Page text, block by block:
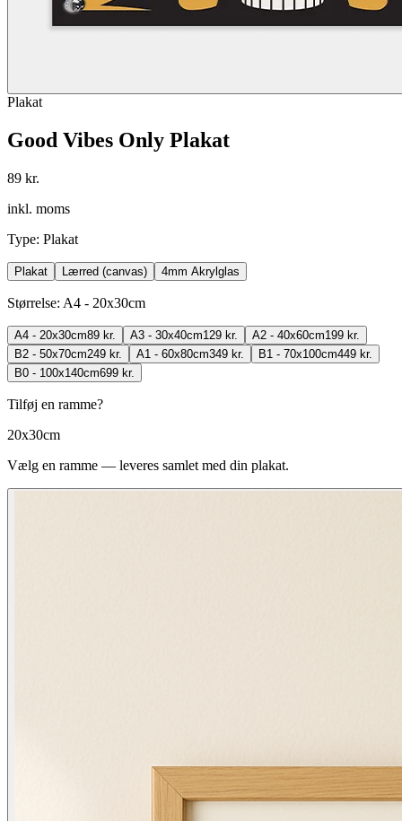
Plakat
Good Vibes Only Plakat
89 kr.
inkl. moms
Type: Plakat
Plakat Lærred (canvas) 4mm Akrylglas
Størrelse: A4 - 20x30cm
A4 - 20x30cm89 kr. A3 - 30x40cm129 kr. A2 - 40x60cm199 kr.
B2 - 50x70cm249 kr. A1 - 60x80cm349 kr. B1 - 70x100cm449 kr.
B0 - 100x140cm699 kr.
Tilføj en ramme?
20x30cm
Vælg en ramme — leveres samlet med din plakat.